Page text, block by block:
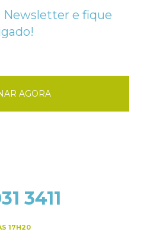
Newsletter e fique
AGORA
3411
17H20